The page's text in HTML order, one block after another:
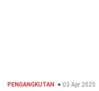
PENGANGKUTAN 03 Apr 2025